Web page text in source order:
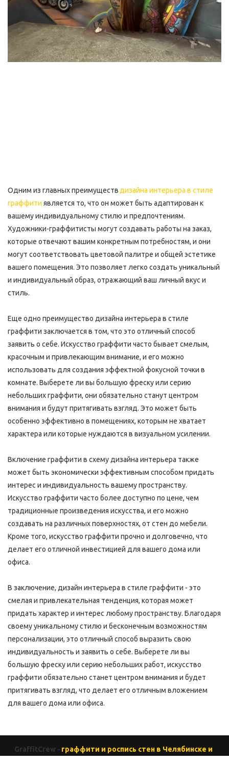
Одним из главных преимуществ дизайна интерьера в стиле
граффити является то, что он может быть адаптирован к
вашему индивидуальному стилю и предпочтениям.
Художники-граффитисты могут создавать работы на заказ,
которые отвечают вашим конкретным потребностям, и они
могут соответствовать цветовой палитре и общей эстетике
вашего помещения. Это позволяет легко создать уникальный
и индивидуальный образ, отражающий ваш личный вкус и
стиль.
Еще одно преимущество дизайна интерьера в стиле
граффити заключается в том, что это отличный способ
заявить о себе. Искусство граффити часто бывает смелым,
красочным и привлекающим внимание, и его можно
использовать для создания эффектной фокусной точки в
комнате. Выберете ли вы большую фреску или серию
небольших граффити, они обязательно станут центром
внимания и будут притягивать взгляд. Это может быть
особенно эффективно в помещениях, которым не хватает
характера или которые нуждаются в визуальном усилении.
Включение граффити в схему дизайна интерьера также
может быть экономически эффективным способом придать
интерес и индивидуальность вашему пространству.
Искусство граффити часто более доступно по цене, чем
традиционные произведения искусства, и его можно
создавать на различных поверхностях, от стен до мебели.
Кроме того, искусство граффити прочно и долговечно, что
делает его отличной инвестицией для вашего дома или
офиса.
В заключение, дизайн интерьера в стиле граффити - это
смелая и привлекательная тенденция, которая может
придать характер и интерес любому пространству. Благодаря
своему уникальному стилю и бесконечным возможностям
персонализации, это отличный способ выразить свою
индивидуальность и заявить о себе. Выберете ли вы
большую фреску или серию небольших работ, искусство
граффити обязательно станет центром внимания и будет
притягивать взгляд, что делает его отличным вложением
для вашего дома или офиса.
GraffitCrew - граффити и роспись стен в Челябинске и